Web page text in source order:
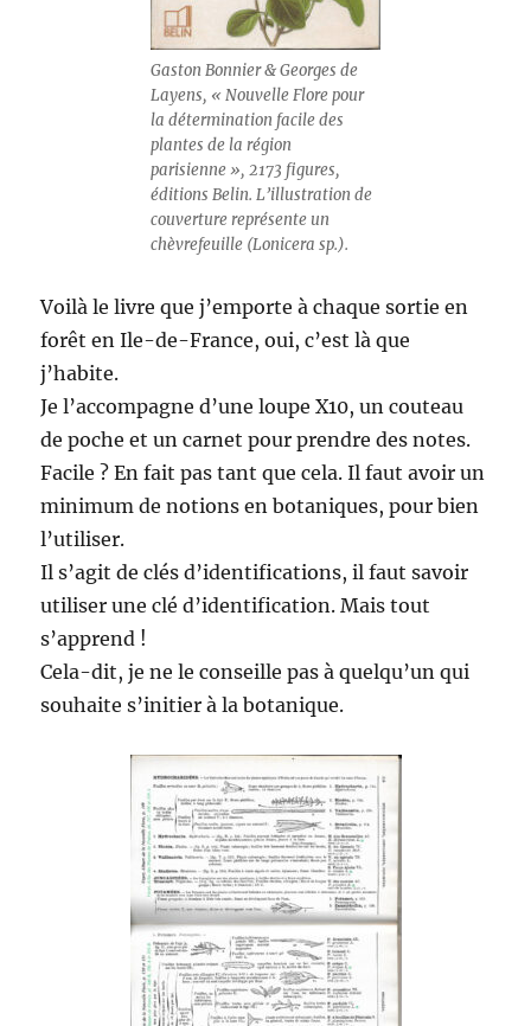
Gaston Bonnier & Georges de
Layens, « Nouvelle Flore pour
la détermination facile des
plantes de la région
parisienne », 2173 figures,
éditions Belin. L’illustration de
couverture représente un
chèvrefeuille (Lonicera sp.).
Voilà le livre que j’emporte à chaque sortie en
forêt en Ile-de-France, oui, c’est là que
j’habite.
Je l’accompagne d’une loupe X10, un couteau
de poche et un carnet pour prendre des notes.
Facile ? En fait pas tant que cela. Il faut avoir un
minimum de notions en botaniques, pour bien
l’utiliser.
Il s’agit de clés d’identifications, il faut savoir
utiliser une clé d’identification. Mais tout
s’apprend !
Cela-dit, je ne le conseille pas à quelqu’un qui
souhaite s’initier à la botanique.